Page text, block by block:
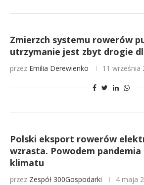
Zmierzch systemu rowerów
utrzymanie jest zbyt drogie
przez Emilia Derewienko 11 września
Polski eksport rowerów
wzrasta. Powodem pandemia
klimatu
przez Zespół 300Gospodarki 4 maja